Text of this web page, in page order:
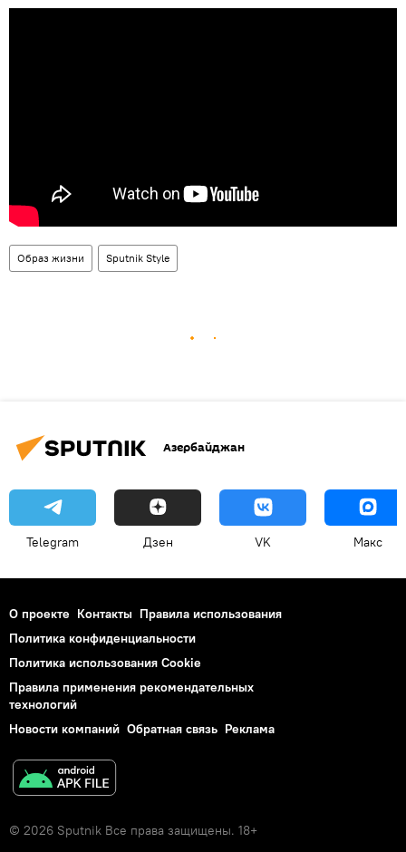
Образ жизни Sputnik Style
Азербайджан
Telegram Дзен VK Макс
О проекте Контакты Правила использования
Политика конфиденциальности
Политика использования Cookie
Правила применения рекомендательных
технологий
Новости компаний Обратная связь Реклама
© 2026 Sputnik Все права защищены. 18+